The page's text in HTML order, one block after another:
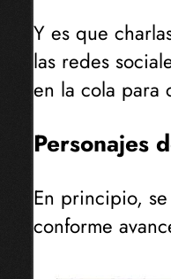
Y es que
las redes
en la cola para
Personajes
En principio,
conforme